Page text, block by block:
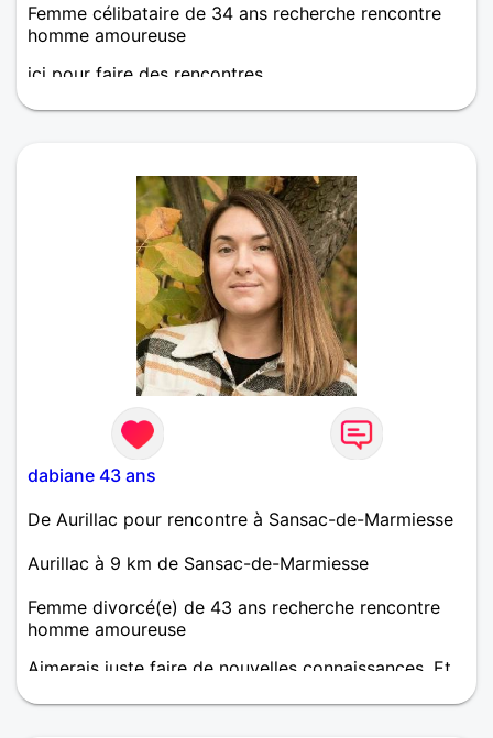
Femme célibataire de 34 ans recherche rencontre
homme amoureuse
ici pour faire des rencontres
dabiane 43 ans
De Aurillac pour rencontre à Sansac-de-Marmiesse
Aurillac à 9 km de Sansac-de-Marmiesse
Femme divorcé(e) de 43 ans recherche rencontre
homme amoureuse
Aimerais juste faire de nouvelles connaissances. Et
contacter. Je répondrai avec grand plaisir.